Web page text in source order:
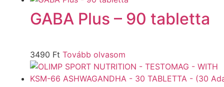
GABA Plus – 90 tabletta
3490 Ft Tovább olvasom